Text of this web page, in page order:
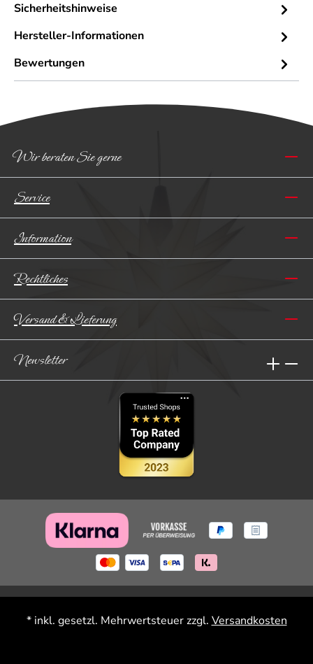
Sicherheitshinweise
Hersteller-Informationen
Bewertungen
Wir beraten Sie gerne
Service
Information
Rechtliches
Versand & Lieferung
Newsletter
* inkl. gesetzl. Mehrwertsteuer zzgl. Versandkosten